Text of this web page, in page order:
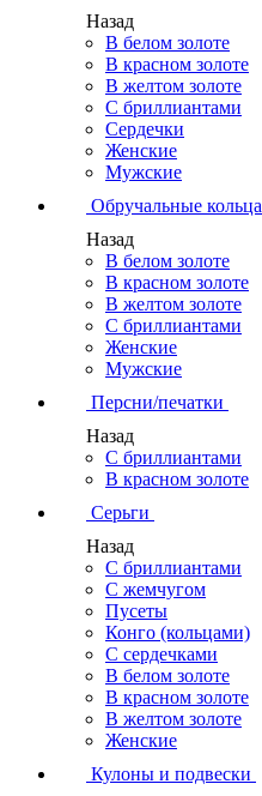
Назад
В белом золоте
В красном золоте
В желтом золоте
С бриллиантами
Сердечки
Женские
Мужские
Обручальные кольца
Назад
В белом золоте
В красном золоте
В желтом золоте
С бриллиантами
Женские
Мужские
Персни/печатки
Назад
С бриллиантами
В красном золоте
Серьги
Назад
С бриллиантами
С жемчугом
Пусеты
Конго (кольцами)
С сердечками
В белом золоте
В красном золоте
В желтом золоте
Женские
Кулоны и подвески